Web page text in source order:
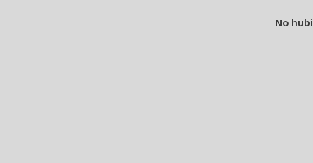
No